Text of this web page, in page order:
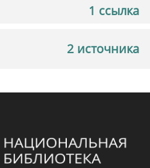
1 ссылка
2 источника